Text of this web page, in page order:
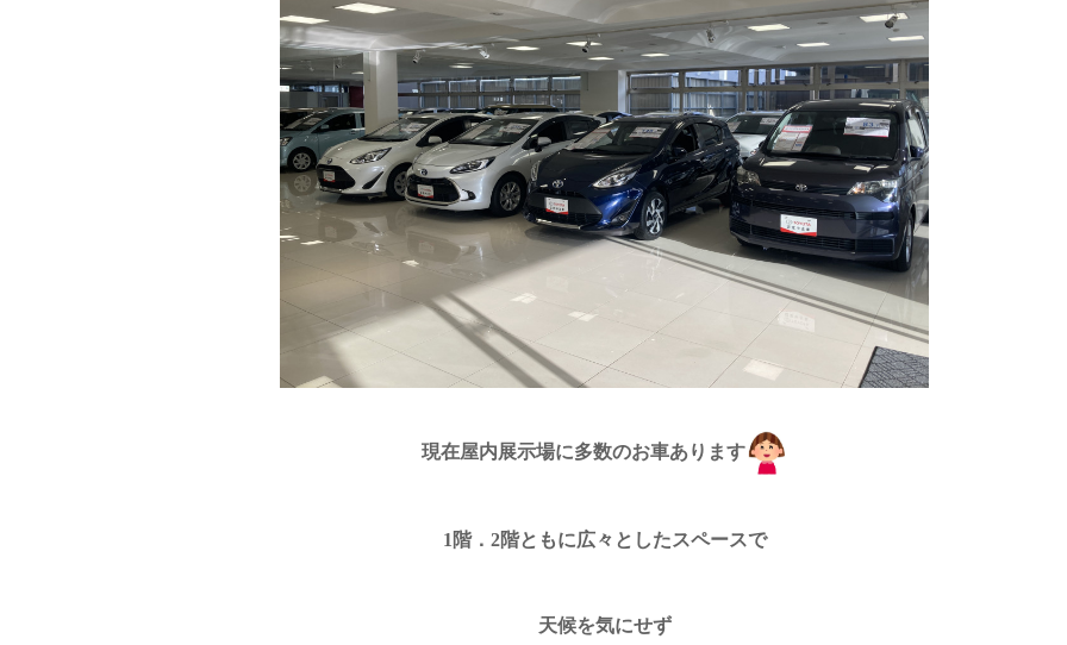
現在屋内展示場に多数のお車あります
1階．2階ともに広々としたスペースで
天候を気にせず